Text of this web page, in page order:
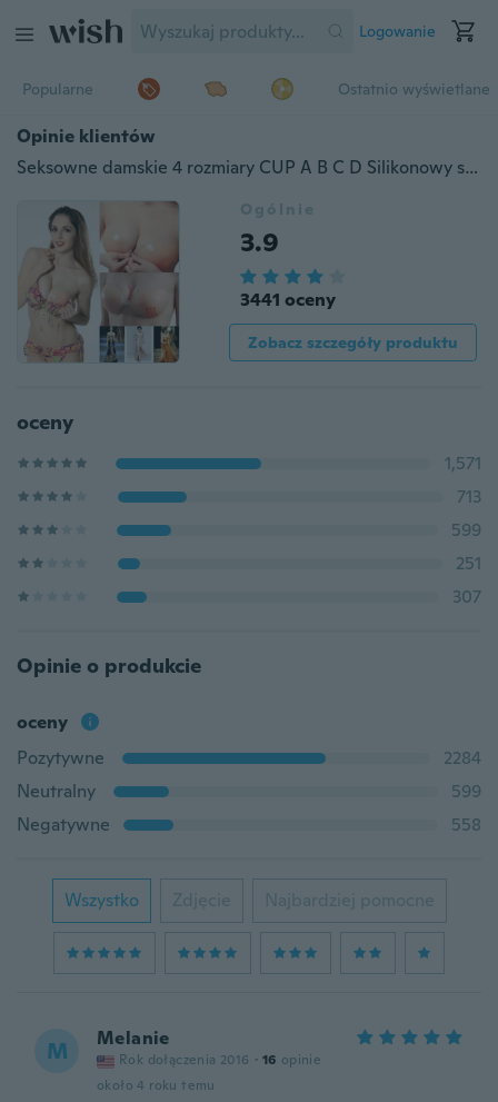
Logowanie
Popularne Ostatnio wyświetlane
Opinie klientów
Seksowne damskie 4 rozmiary CUP A B C D Silikonowy samoprzylepny samoprzylepny klej w sztyfcie NAKLEJKA na żelu Bielizna z biustem Push Up Bez ramiączek Bez pleców Niewidoczny stanik
Ogólnie
3.9
3441 oceny
Zobacz szczegóły produktu
oceny
1,571
713
599
251
307
Opinie o produkcie
oceny
Pozytywne
2284
Neutralny
599
Negatywne
558
Wszystko Zdjęcie Najbardziej pomocne
M Melanie
Rok dołączenia 2016 · 16 opinie
około 4 roku temu